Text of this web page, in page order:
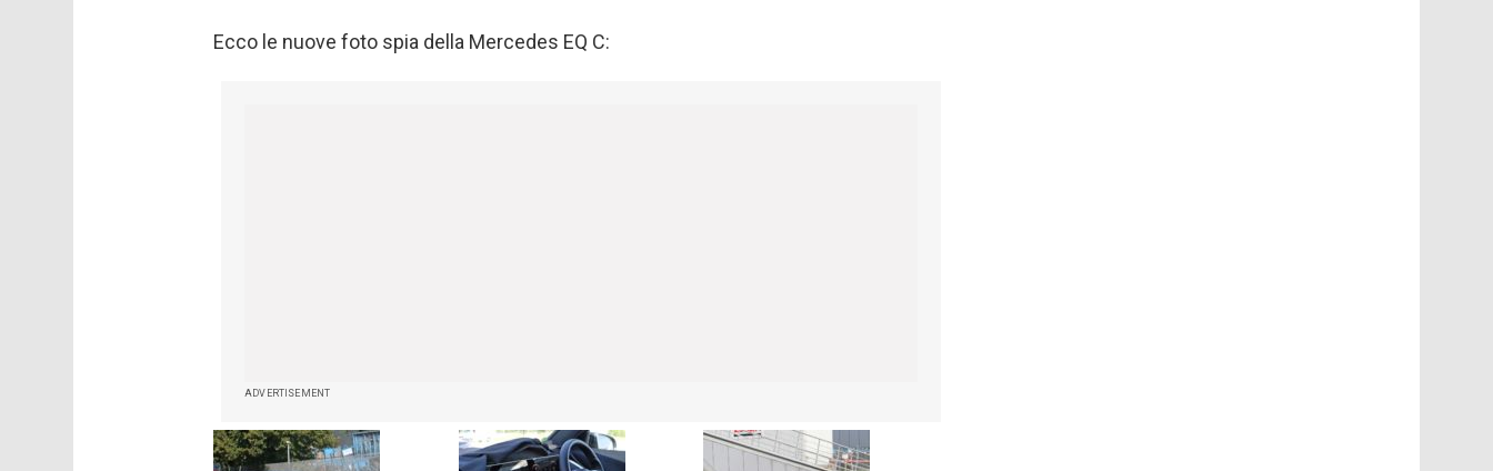
Ecco le nuove foto spia della Mercedes EQ C:
ADVERTISEMENT